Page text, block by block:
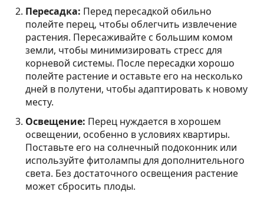
Пересадка: Перед пересадкой обильно
полейте перец, чтобы облегчить извлечение
растения. Пересаживайте с большим комом
земли, чтобы минимизировать стресс для
корневой системы. После пересадки хорошо
полейте растение и оставьте его на несколько
дней в полутени, чтобы адаптировать к новому
месту.
Освещение: Перец нуждается в хорошем
освещении, особенно в условиях квартиры.
Поставьте его на солнечный подоконник или
используйте фитолампы для дополнительного
света. Без достаточного освещения растение
может сбросить плоды.